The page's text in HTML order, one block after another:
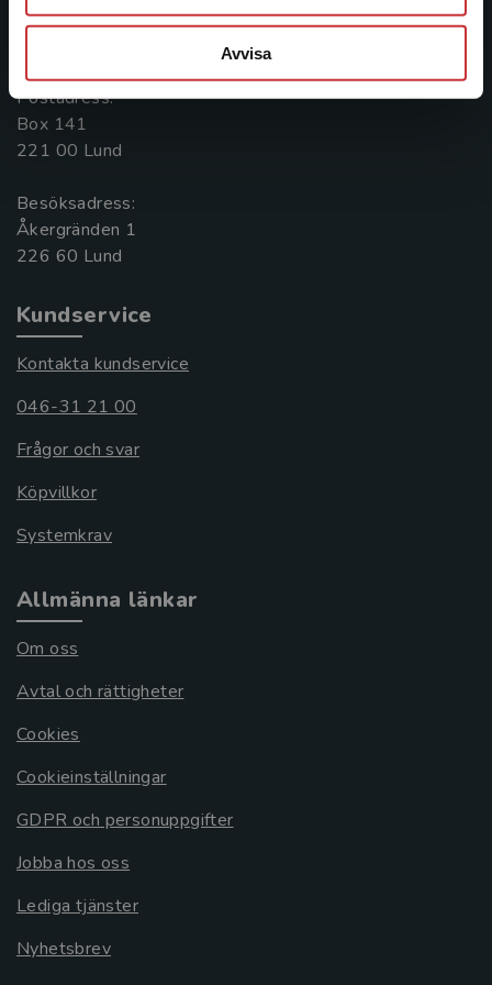
Avvisa
Kontakta oss
Postadress:
Box 141
221 00 Lund
Besöksadress:
Åkergränden 1
Kundservice
Kontakta kundservice
046-31 21 00
Frågor och svar
Köpvillkor
Systemkrav
Allmänna länkar
Om oss
Avtal och rättigheter
Cookies
Cookieinställningar
GDPR och personuppgifter
Jobba hos oss
Lediga tjänster
Nyhetsbrev